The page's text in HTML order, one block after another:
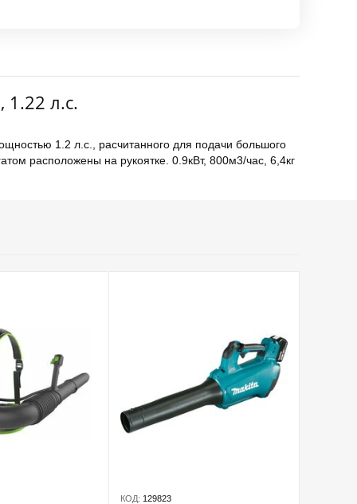
1.22 л.с.
1.2 л.с., расчитанного для подачи большого
расположены на рукоятке. 0.9кВт, 800м3/час, 6,4кг
КОД: 129823